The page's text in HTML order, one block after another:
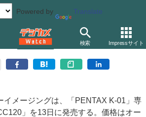
Powered by Translate
検索 Impressサイト
ク・ニューソン氏デザインの「K-
メージングは、「PENTAX K-01」専
」を13日に発売する。価格はオー